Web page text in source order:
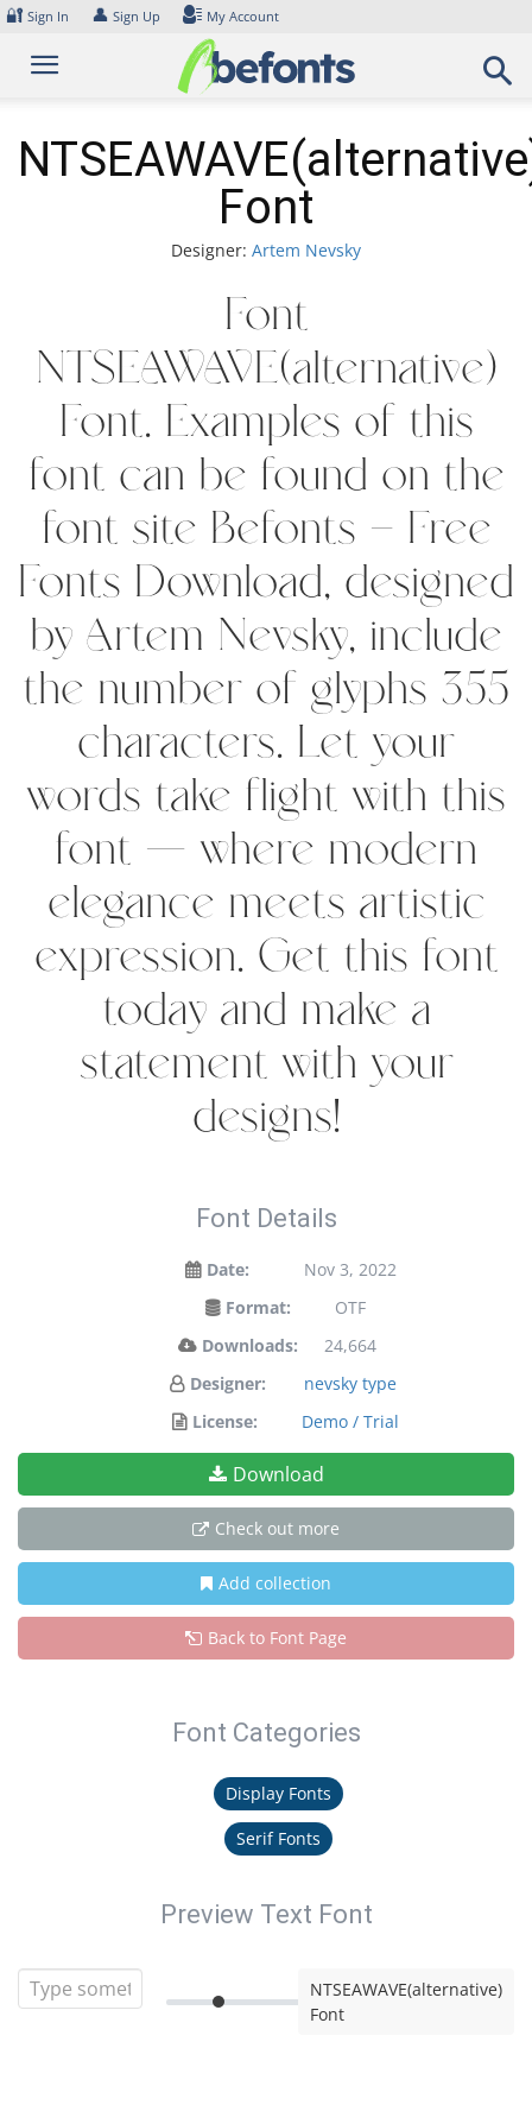
Skip
content
🔐 Sign In 👤 Sign Up My Account
Font
Designer: Artem Nevsky
Font
NTSEAWAVE(alternative)
Font. Examples of this
font can be found on the
font site Befonts – Free
Fonts Download, designed
by Artem Nevsky, include
the number of glyphs 355
characters. Let your
words take flight with this
font — where modern
elegance meets artistic
expression. Get this font
today and make a
statement with your
designs!
Font Details
Date:
Nov 3, 2022
Format:
OTF
Downloads:
24,664
Designer:
nevsky type
License:
Demo / Trial
Download
Check out more
Add collection
Back to Font Page
Font Categories
Display Fonts
Serif Fonts
Preview Text Font
NTSEAWAVE(alternative)
Font